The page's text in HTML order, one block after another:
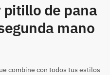
de pana
mano
combine con todos tus estilos